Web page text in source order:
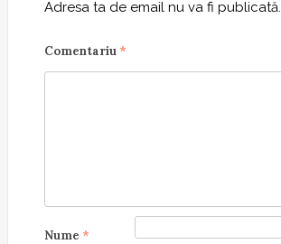
Adresa ta de email nu va fi publicată.
Comentariu *
Nume *